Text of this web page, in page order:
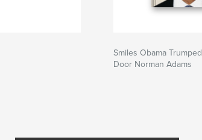
Smiles Obama Trumped
Door Norman Adams